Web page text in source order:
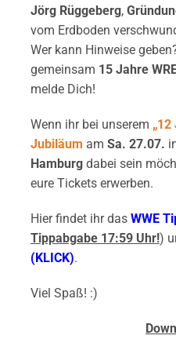
Jörg Rüggeberg,
vom Erdboden
Wer kann Hinweise
gemeinsam 15 Jahre
melde Dich!
Wenn ihr bei unserem
Jubiläum am Sa. 27.07.
Hamburgdabei sein
eure Tickets erwerben.
Hier findet ihr das WWE
Tippabgabe 17:59 Uhr!)
(KLICK).
Viel Spaß! :)